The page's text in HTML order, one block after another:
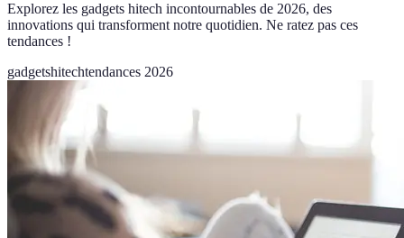
Explorez les gadgets hitech incontournables de 2026, des
innovations qui transforment notre quotidien. Ne ratez pas ces
tendances !
gadgetshitechtendances 2026